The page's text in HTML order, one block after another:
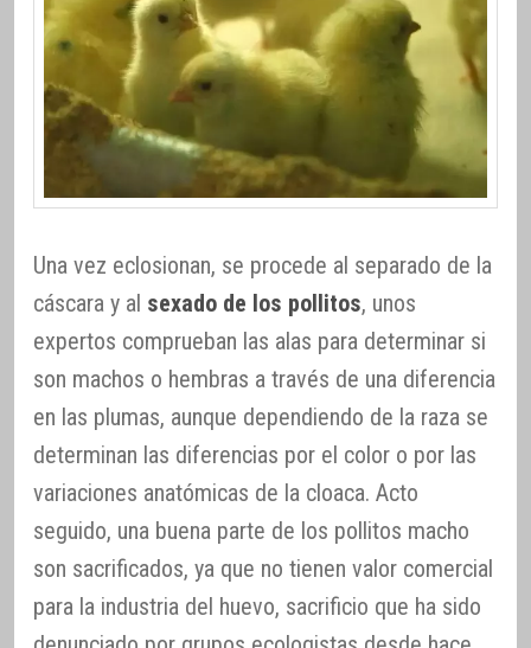
Una vez eclosionan, se procede al separado de la
cáscara y al sexado de los pollitos, unos
expertos comprueban las alas para determinar si
son machos o hembras a través de una diferencia
en las plumas, aunque dependiendo de la raza se
determinan las diferencias por el color o por las
variaciones anatómicas de la cloaca. Acto
seguido, una buena parte de los pollitos macho
son sacrificados, ya que no tienen valor comercial
para la industria del huevo, sacrificio que ha sido